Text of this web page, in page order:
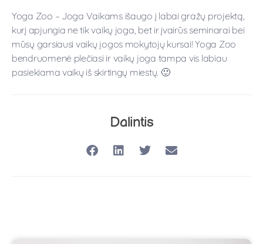
Yoga Zoo – Joga Vaikams išaugo į labai gražų projektą,
kurį apjungia ne tik vaikų joga, bet ir įvairūs seminarai bei
mūsų garsiausi vaikų jogos mokytojų kursai! Yoga Zoo
bendruomenė plečiasi ir vaikų joga tampa vis labiau
pasiekiama vaikų iš skirtingų miestų. 🙂
Dalintis